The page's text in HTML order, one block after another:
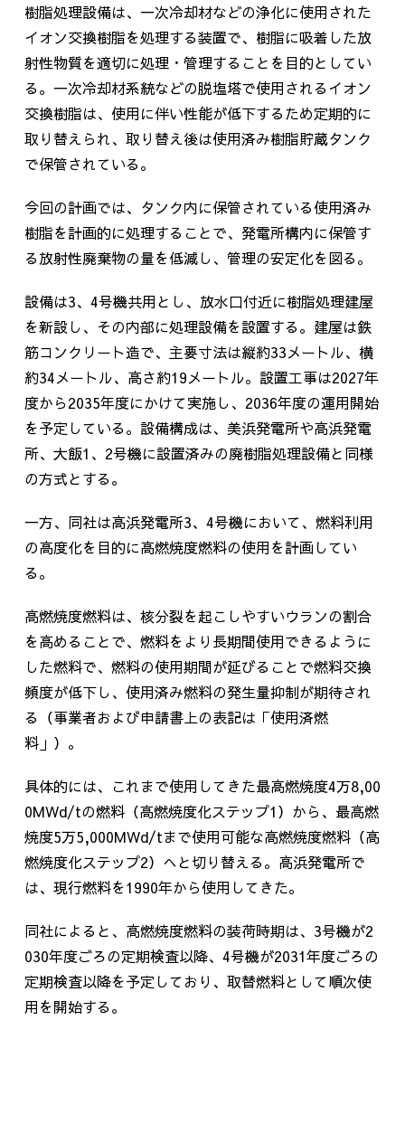
樹脂処理設備は、一次冷却材などの浄化に使用された
イオン交換樹脂を処理する装置で、樹脂に吸着した放
射性物質を適切に処理・管理することを目的としてい
る。一次冷却材系統などの脱塩塔で使用されるイオン
交換樹脂は、使用に伴い性能が低下するため定期的に
取り替えられ、取り替え後は使用済み樹脂貯蔵タンク
で保管されている。
今回の計画では、タンク内に保管されている使用済み
樹脂を計画的に処理することで、発電所構内に保管す
る放射性廃棄物の量を低減し、管理の安定化を図る。
設備は3、 4号機共用とし、放水口付近に樹脂処理建屋
を新設し、その内部に処理設備を設置する。建屋は鉄
筋コンクリート造で、主要寸法は縦約33メートル、横
約34メートル、高さ約19メートル。設置工事は2027年
度から2035年度にかけて実施し、 2036年度の運用開始
を予定している。設備構成は、美浜発電所や高浜発電
所、大飯1 、 2号機に設置済みの廃樹脂処理設備と同様
の方式とする。
一方、同社は高浜発電所3、 4号機において、燃料利用
の高度化を目的に高燃焼度燃料の使用を計画してい
る。
高燃焼度燃料は、核分裂を起こしやすいウランの割合
を高めることで、燃料をより長期間使用できるように
した燃料で、燃料の使用期間が延びることで燃料交換
頻度が低下し、使用済み燃料の発生量抑制が期待され
る（事業者および申請書上の表記は「使用済燃
料」）。
具体的には、これまで使用してきた最高燃焼度4万8,00
0MWd/tの燃料（高燃焼度化ステップ1）から、最高燃
焼度5万5,000MWd/tまで使用可能な高燃焼度燃料（高
燃焼度化ステップ2）へと切り替える。高浜発電所で
は、現行燃料を1990年から使用してきた。
同社によると、高燃焼度燃料の装荷時期は、 3号機が2
030年度ごろの定期検査以降、 4号機が2031年度ごろの
定期検査以降を予定しており、取替燃料として順次使
用を開始する。